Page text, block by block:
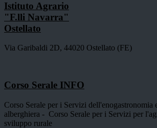
Istituto Agrario
"F.lli Navarra"
Ostellato
Via Garibaldi 2D, 44020 Ostellato (FE)
Corso Serale INFO
Corso Serale per i Servizi dell'enogastronomia
alberghiera - Corso Serale per i Servizi per
sviluppo rurale